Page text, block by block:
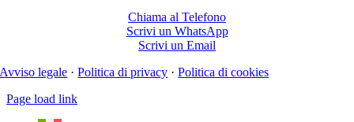
Chiama al Telefono
Scrivi un WhatsApp
Scrivi un Email
Avviso legale ·Politica di privacy ·Politica di cookies
Page load link